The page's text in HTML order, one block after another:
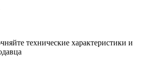
технические характеристики и